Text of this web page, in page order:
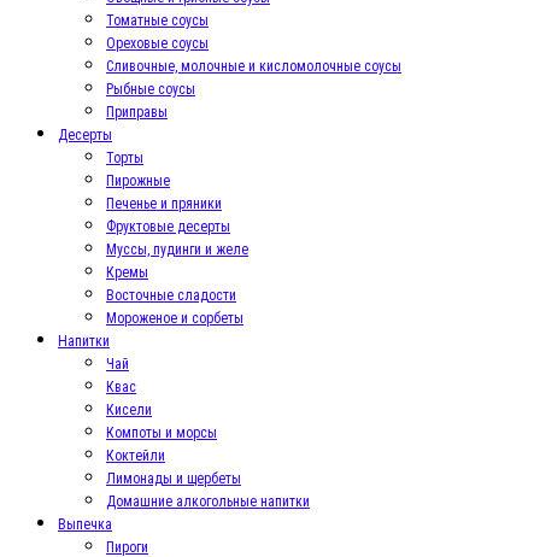
Томатные соусы
Ореховые соусы
Сливочные, молочные и кисломолочные соусы
Рыбные соусы
Приправы
Десерты
Торты
Пирожные
Печенье и пряники
Фруктовые десерты
Муссы, пудинги и желе
Кремы
Восточные сладости
Мороженое и сорбеты
Напитки
Чай
Квас
Кисели
Компоты и морсы
Коктейли
Лимонады и щербеты
Домашние алкогольные напитки
Выпечка
Пироги